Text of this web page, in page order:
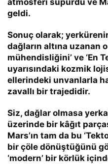
atmosferi süpürdü ve
geldi.
Sonuç olarak;
dağların altına uzanan
mühendisliğini’ ve ‘En
uyarısındaki kozmik
ellerindeki unvanlarla
zavallı bir trajedidir.
Siz, dağlar olmasa
üzerinde bir kâğıt
Mars’ın tam da bu
bir çöle dönüştüğünü
‘modern’ bir körlük